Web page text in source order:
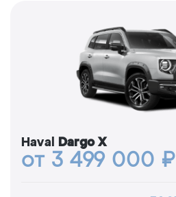
Haval Dargo X
от 3 499 000 ₽